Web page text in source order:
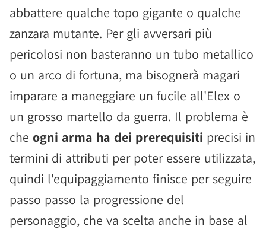
abbattere qualche topo gigante o qualche
zanzara mutante. Per gli avversari più
pericolosi non basteranno un tubo metallico
o un arco di fortuna, ma bisognerà magari
imparare a maneggiare un fucile all'Elex o
un grosso martello da guerra. Il problema è
che ogni arma ha dei prerequisiti precisi in
termini di attributi per poter essere utilizzata,
quindi l'equipaggiamento finisce per seguire
passo passo la progressione del
personaggio, che va scelta anche in base al